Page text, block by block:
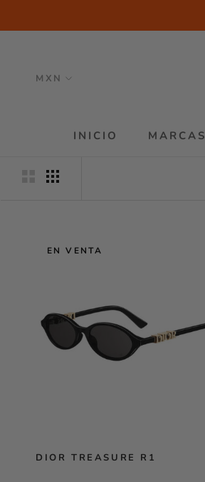
INICIO
MARCAS
EN VENTA
DIOR TREASURE R1